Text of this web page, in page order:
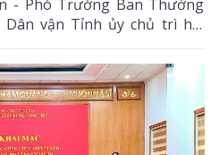
- Phó Trưởng Ban Thường
vận Tỉnh ủy chủ trì hội